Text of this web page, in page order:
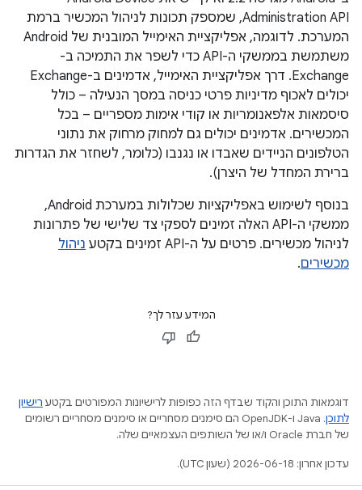
Administration API, שמספק תכונות לניהול המכשיר ברמת
המערכת. לדוגמה, אפליקציית האימייל המובנית של Android
משתמשת בממשקי ה-API כדי לשפר את התמיכה ב-
Exchange. דרך אפליקציית האימייל, אדמינים ב-Exchange
יכולים לאכוף מדיניות פרטי כניסה במסך הנעילה – כולל
סיסמאות אלפאנומריות או קודי אימות מספריים – בכל
המכשירים. אדמינים יכולים גם למחוק מרחוק את נתוני
הטלפונים הניידים שאבדו או נגנבו (כלומר, לשחזר את הגדרות
ברירת המחדל של היצרן).
בנוסף לשימוש באפליקציות שכלולות במערכת Android,
ממשקי ה-API האלה זמינים לספקי צד שלישי של פתרונות
לניהול מכשירים. פרטים על ה-API זמינים בקטע
ניהול
מכשירים.
המידע עזר לך?
דוגמאות התוכן והקוד שבדף הזה כפופות לרישיונות המפורטים בקטע רישיון
לתוכן
.‏ Java ו-OpenJDK הם סימנים מסחריים או סימנים מסחריים רשומים
של חברת Oracle ו/או של השותפים העצמאיים שלה.
עדכון אחרון: 2026-06-18 (שעון UTC).